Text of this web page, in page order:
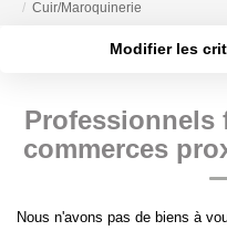
Cuir/Maroquinerie
Modifier les
Type de bien
Budget max
Professionnels
commerces
Nous n'avons pas de biens à